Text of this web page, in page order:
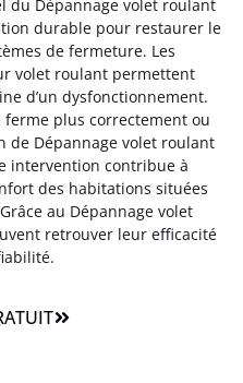
du Dépannage volet roulant
durable pour restaurer le
de fermeture. Les
volet roulant permettent
d’un dysfonctionnement.
ferme plus correctement ou
de Dépannage volet roulant
intervention contribue à
des habitations situées
au Dépannage volet
retrouver leur efficacité